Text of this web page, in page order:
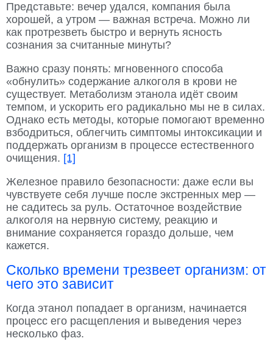
Представьте: вечер удался, компания была
хорошей, а утром — важная встреча. Можно ли
как протрезветь быстро и вернуть ясность
сознания за считанные минуты?
Важно сразу понять: мгновенного способа
«обнулить» содержание алкоголя в крови не
существует. Метаболизм этанола идёт своим
темпом, и ускорить его радикально мы не в силах.
Однако есть методы, которые помогают временно
взбодриться, облегчить симптомы интоксикации и
поддержать организм в процессе естественного
очищения. [1]
Железное правило безопасности: даже если вы
чувствуете себя лучше после экстренных мер —
не садитесь за руль. Остаточное воздействие
алкоголя на нервную систему, реакцию и
внимание сохраняется гораздо дольше, чем
кажется.
Сколько времени трезвеет организм: от
чего это зависит
Когда этанол попадает в организм, начинается
процесс его расщепления и выведения через
несколько фаз.